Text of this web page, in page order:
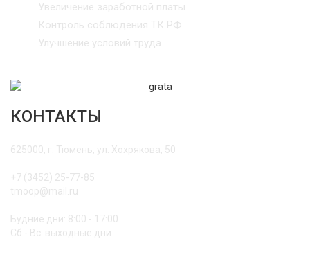
Увеличение заработной платы
Контроль соблюдения ТК РФ
Улучшение условий труда
КОНТАКТЫ
625000, г. Тюмень, ул. Хохрякова, 50
+7 (3452) 25-77-85
tmoop@mail.ru
Будние дни: 8:00 - 17:00
Сб - Вс: выходные дни